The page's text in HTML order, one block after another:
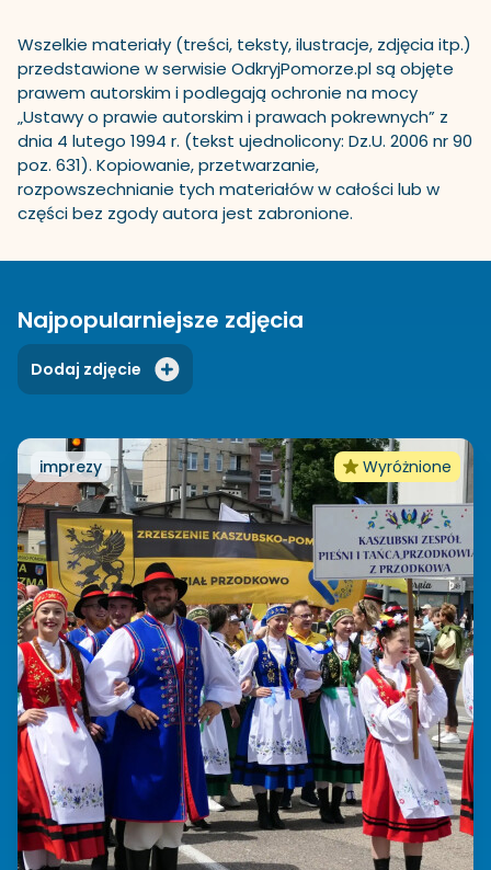
Wszelkie materiały (treści, teksty, ilustracje, zdjęcia itp.)
przedstawione w serwisie OdkryjPomorze.pl są objęte
prawem autorskim i podlegają ochronie na mocy
„Ustawy o prawie autorskim i prawach pokrewnych” z
dnia 4 lutego 1994 r. (tekst ujednolicony: Dz.U. 2006 nr 90
poz. 631). Kopiowanie, przetwarzanie,
rozpowszechnianie tych materiałów w całości lub w
części bez zgody autora jest zabronione.
Najpopularniejsze zdjęcia
Dodaj zdjęcie
imprezy Wyróżnione